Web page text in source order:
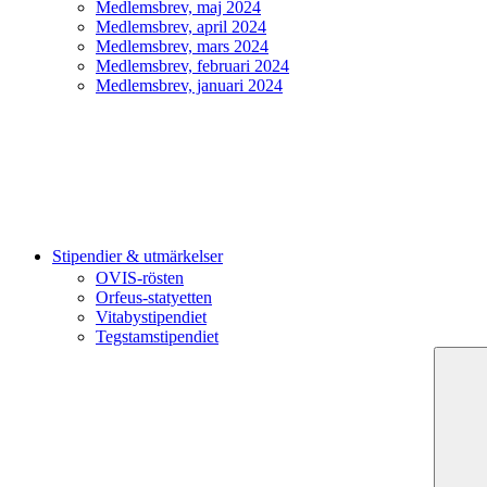
Medlemsbrev, maj 2024
Medlemsbrev, april 2024
Medlemsbrev, mars 2024
Medlemsbrev, februari 2024
Medlemsbrev, januari 2024
Stipendier & utmärkelser
OVIS-rösten
Orfeus-statyetten
Vitabystipendiet
Tegstamstipendiet